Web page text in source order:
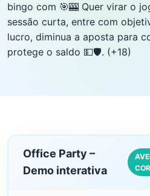
bingo com 🎯🎰 Quer virar o
sessão curta, entre com
lucro, diminua a aposta para
protege o saldo 💵🛡️. (+18)
Office Party –
Demo interativa